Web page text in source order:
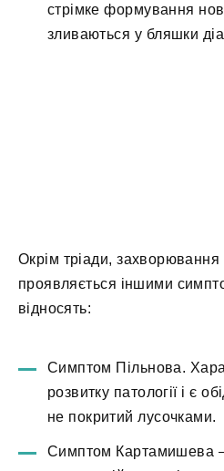
стрімке формування
зливаються у бляшки
Окрім тріади,
проявляється іншими
відносять:
Симптом Пільнова.
розвитку патології і є
не покритий лусочками.
Симптом Картамишева –